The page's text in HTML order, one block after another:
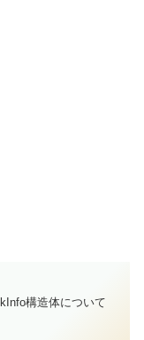
構造体について